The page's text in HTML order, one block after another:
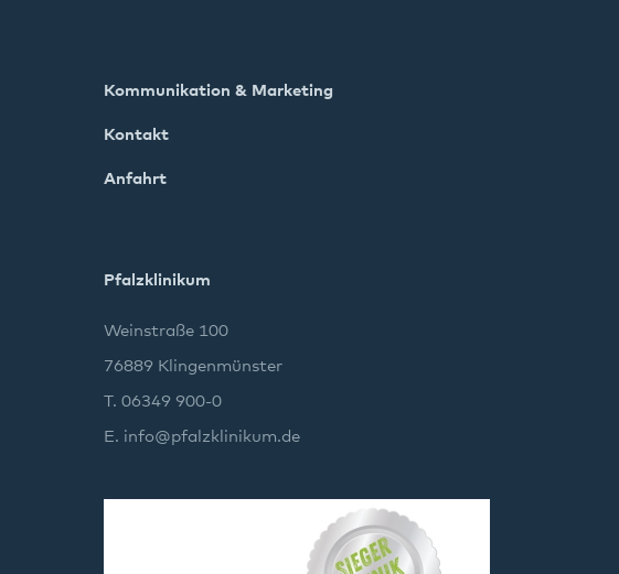
Kommunikation & Marketing
Kontakt
Anfahrt
Pfalzklinikum
Weinstraße 100
76889 Klingenmünster
T. 06349 900-0
E. info@pfalzklinikum.de